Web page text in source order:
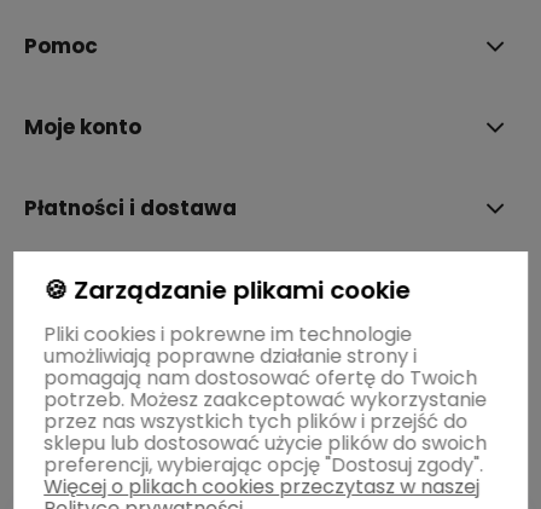
Pomoc
Moje konto
Płatności i dostawa
Informacje
O nas
🍪 Zarządzanie plikami cookie
Pliki cookies i pokrewne im technologie
umożliwiają poprawne działanie strony i
pomagają nam dostosować ofertę do Twoich
potrzeb. Możesz zaakceptować wykorzystanie
przez nas wszystkich tych plików i przejść do
sklepu lub dostosować użycie plików do swoich
preferencji, wybierając opcję "Dostosuj zgody".
Więcej o plikach cookies przeczytasz w naszej